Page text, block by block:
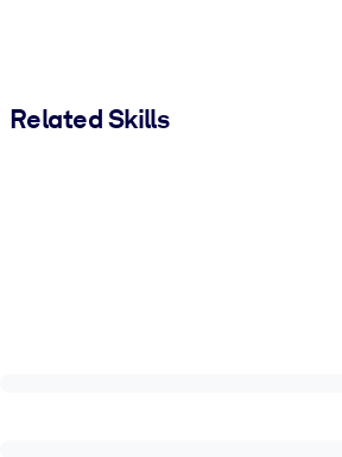
Related Skills